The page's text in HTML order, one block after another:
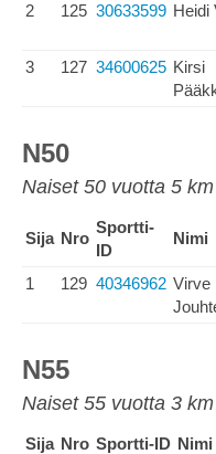
2 125 30633599 Heidi
3 127 34600625 Kirsi
N50
Naiset 50 vuotta 5
Sija Nro
Sportti-
ID
Nimi
1 129 40346962 Virve
N55
Naiset 55 vuotta 3
Sija Nro Sportti-ID Nimi